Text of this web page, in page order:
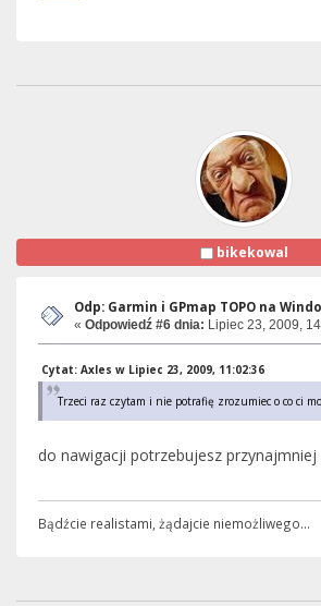
bikekowal
Odp: Garmin i GPmap TOPO na
« Odpowiedź #6 dnia: Lipiec 23, 2009,
Cytat: Axles w Lipiec 23, 2009, 11:02:36
Trzeci raz czytam i nie potrafię zrozumiec o co ci
do nawigacji potrzebujesz przynajmniej
Bądźcie realistami, żądajcie niemożliwego...